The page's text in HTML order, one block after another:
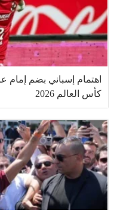
اهتمام إسباني بضم إمام
كأس العالم 2026